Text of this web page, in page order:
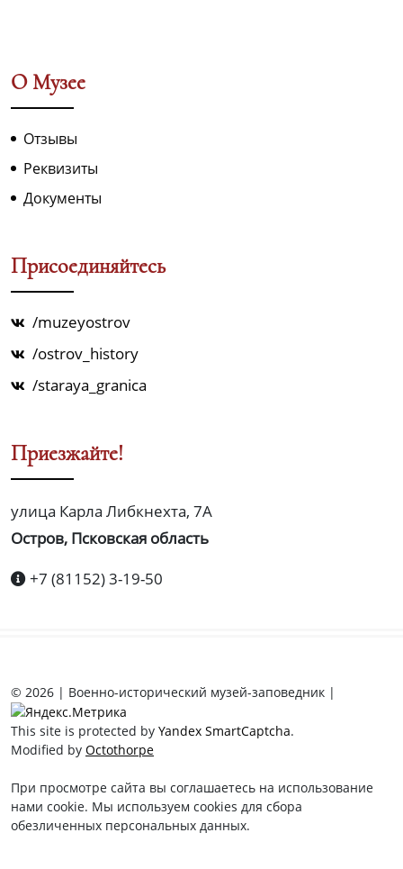
О Музее
Отзывы
Реквизиты
Документы
Присоединяйтесь
/muzeyostrov
/ostrov_history
/staraya_granica
Приезжайте!
улица Карла Либкнехта, 7А
Остров, Псковская область
+7 (81152) 3-19-50
© 2026 | Военно-исторический музей-заповедник |
This site is protected by Yandex SmartCaptcha.
Modified by Octothorpe
При просмотре сайта вы соглашаетесь на использование
нами cookie. Мы используем cookies для сбора
обезличенных персональных данных.